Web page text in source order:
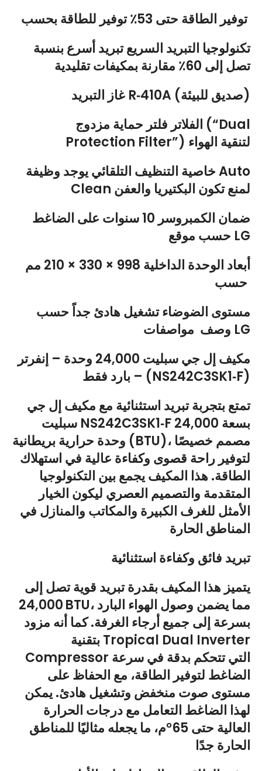
توفير الطاقة حتى 53٪ توفير للطاقة بحسب
تكنولوجيا التبريد السريع تبريد أسرع بنسبة
تصل إلى 60٪ مقارنة بمكيفات تقليدية
غاز التبريد R‑410A (صديق للبيئة)
الفلاتر فلتر حماية مزدوج (“Dual
Protection Filter”) لتنقية الهواء
خاصية التنظيف التلقائي يوجد وظيفة Auto
Clean لمنع تكون البكتيريا والعفن
ضمان الكمبروسر 10 سنوات على الضاغط
حسب موقع LG
أبعاد الوحدة الداخلية 998 × 330 × 210 مم
مستوى الضوضاء تشغيل هادئ جداً حسب
وصف مواصفات LG
مكيف إل جي سبليت 24,000 وحدة – إنفرتر
– بارد فقط (NS242C3SK1‑F)
تمتع بتجربة تبريد استثنائية مع مكيف إل جي
سبليت NS242C3SK1‑F بسعة 24,000
وحدة حرارية بريطانية (BTU)، مصمم خصيصًا
لتوفير راحة قصوى وكفاءة عالية في استهلاك
الطاقة. هذا المكيف يجمع بين التكنولوجيا
المتقدمة والتصميم العصري ليكون الخيار
الأمثل للغرف الكبيرة والمكاتب والمنازل في
المناطق الحارة
تبريد فائق وكفاءة استثنائية
يتميز هذا المكيف بقدرة تبريد قوية تصل إلى
24,000 BTU، مما يضمن وصول الهواء البارد
بسرعة إلى جميع أرجاء الغرفة. كما أنه مزود
بتقنية Tropical Dual Inverter
Compressor التي تتحكم بدقة في سرعة
الضاغط لتوفير الطاقة، مع الحفاظ على
مستوى صوت منخفض وتشغيل هادئ. يمكن
لهذا الضاغط التعامل مع درجات الحرارة
العالية حتى 65°م، ما يجعله مثاليًا للمناطق
الحارة جدًا